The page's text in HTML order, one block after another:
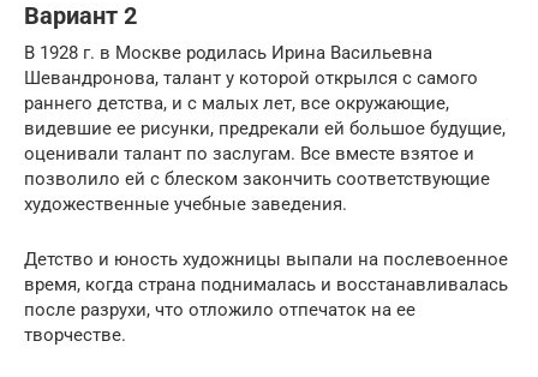
Вариант 2
В 1928 г. в Москве родилась Ирина Васильевна
Шевандронова, талант у которой открылся с самого
раннего детства, и с малых лет, все окружающие,
видевшие ее рисунки, предрекали ей большое будущие,
оценивали талант по заслугам. Все вместе взятое и
позволило ей с блеском закончить соответствующие
художественные учебные заведения.
Детство и юность художницы выпали на послевоенное
время, когда страна поднималась и восстанавливалась
после разрухи, что отложило отпечаток на ее
творчестве.